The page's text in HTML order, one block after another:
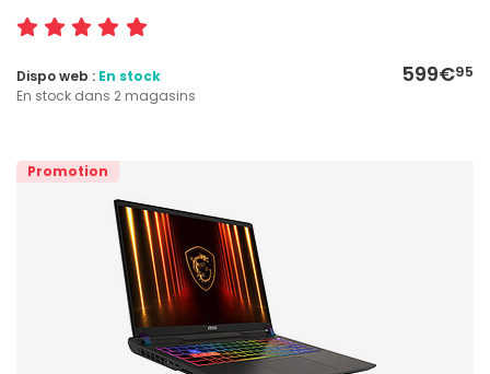
599€95
Dispo web : En stock
En stock dans 2 magasins
Promotion